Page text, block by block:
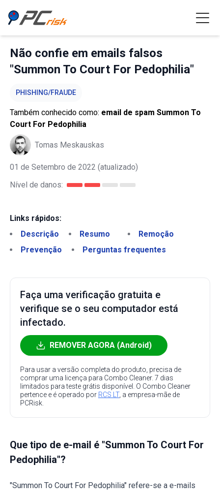
Não confie em emails falsos
"Summon To Court For Pedophilia"
PHISHING/FRAUDE
Também conhecido como: email de spam Summon To
Court For Pedophilia
Tomas Meskauskas
01 de Setembro de 2022 (atualizado)
Nível de danos:
Links rápidos:
Descrição
Resumo
Remoção
Prevenção
Perguntas frequentes
Faça uma verificação gratuita e
verifique se o seu computador está
infectado.
REMOVER AGORA (Android)
Para usar a versão completa do produto, precisa de
comprar uma licença para Combo Cleaner. 7 dias
limitados para teste grátis disponível. O Combo Cleaner
pertence e é operado por RCS LT, a empresa-mãe de
PCRisk.
Que tipo de e-mail é "Summon To Court For
Pedophilia"?
"Summon To Court For Pedophilia" refere-se a e-mails